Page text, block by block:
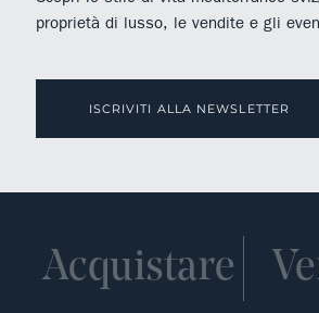
proprietà di lusso, le vendite e gli
ISCRIVITI ALLA NEWSLETTER
Acquistare